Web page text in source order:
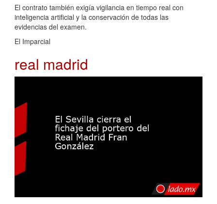
El contrato también exigía vigilancia en tiempo real con
inteligencia artificial y la conservación de todas las
evidencias del examen.
El Imparcial
real madrid